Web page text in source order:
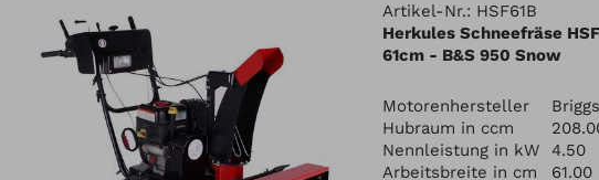
Artikel-Nr.: HSF61B
Herkules Schneefräse
61cm - B&S 950 Snow
Motorenhersteller
Hubraum in ccm
Nennleistung in kW
4.50
Arbeitsbreite in cm
61.00